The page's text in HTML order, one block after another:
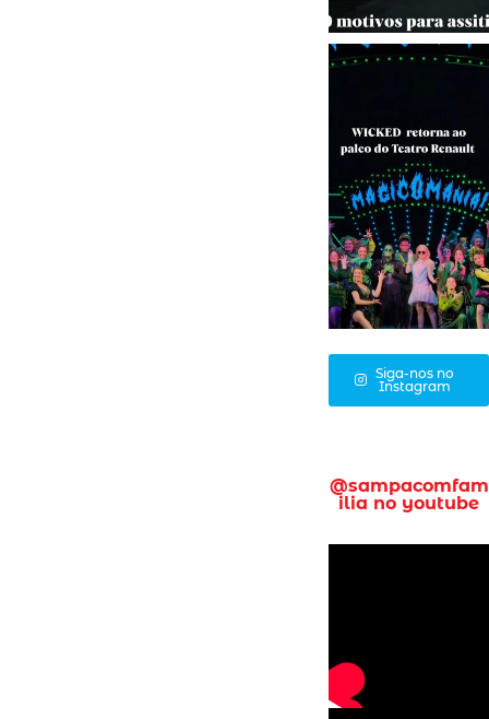
Siga-nos no
Instagram
@sampacomfam
ilia no youtube